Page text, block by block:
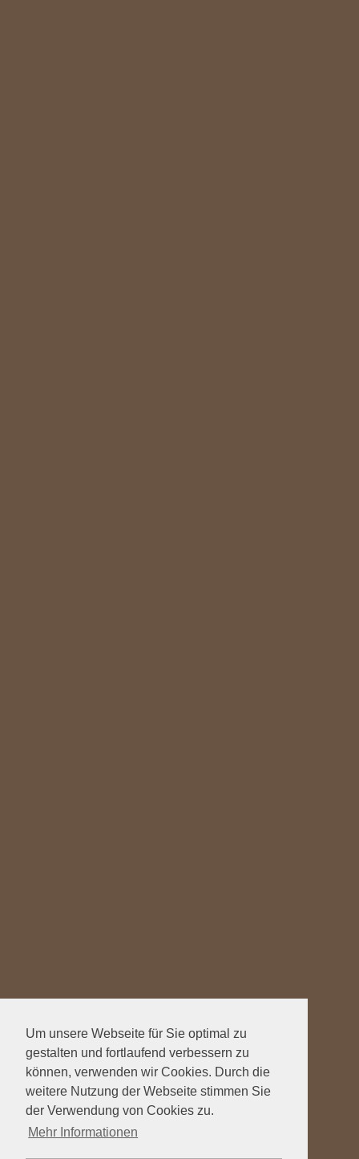
Um unsere Webseite für Sie optimal zu
gestalten und fortlaufend verbessern zu
können, verwenden wir Cookies. Durch die
weitere Nutzung der Webseite stimmen Sie
der Verwendung von Cookies zu.
Mehr Informationen